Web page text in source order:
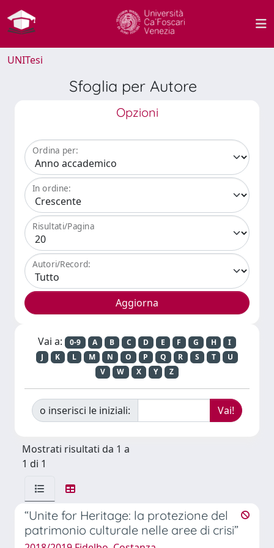
UNITesi
Sfoglia per Autore
Opzioni
Ordina per:
In ordine:
Risultati/Pagina
Autori/Record:
Vai a: 0-9 A B C D E F G H
I
J
K L M N O P Q R S T
U
V
W X Y Z
o inserisci le iniziali:
Mostrati risultati da 1 a
1 di 1
“Unite for Heritage: la protezione del
patrimonio culturale nelle aree di crisi”